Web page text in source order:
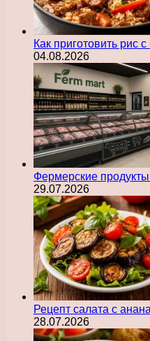
Как приготовить рис
04.08.2026
Фермерские
29.07.2026
Рецепт салата с
28.07.2026